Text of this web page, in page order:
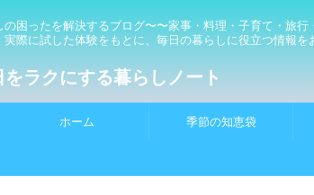
の困ったを解決するブログ〜〜家事・料理・子育て・旅行
実際に試した体験をもとに、毎日の暮らしに役立つ情報を
をラクにする暮らしノート
ホーム 季節の知恵袋